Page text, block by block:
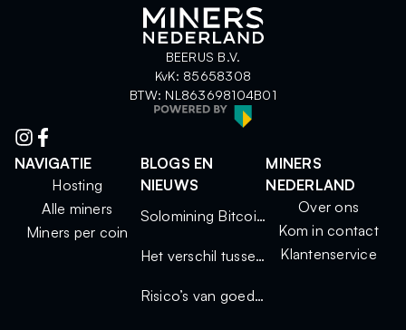
BEERUS B.V.
KvK: 85658308
BTW: NL863698104B01
NAVIGATIE
Hosting
Alle miners
Miners per coin
BLOGS EN
NIEUWS
Solomining Bitcoin 2025: kleine miners, grote kansen
Het verschil tussen solo mining en mining via een pool
Risico’s van goedkope miners
MINERS
NEDERLAND
Over ons
Kom in contact
Klantenservice